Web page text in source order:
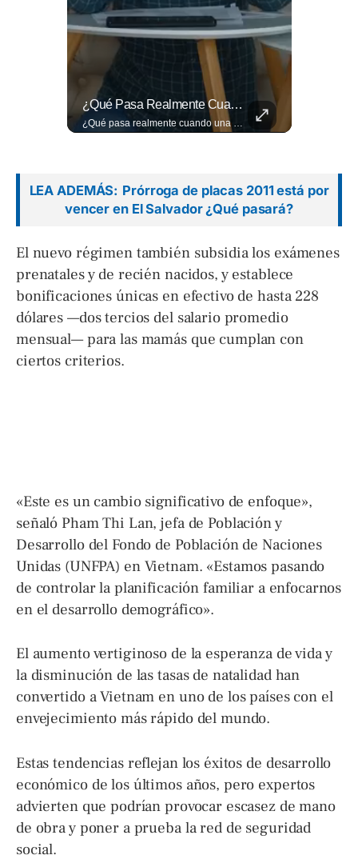
¿Qué Pasa Realmente Cuando Una Persona Tiene Deudas?
LEA ADEMÁS: Prórroga de placas 2011 está por
vencer en El Salvador ¿Qué pasará?
El nuevo régimen también subsidia los exámenes
prenatales y de recién nacidos, y establece
bonificaciones únicas en efectivo de hasta 228
dólares —dos tercios del salario promedio
mensual— para las mamás que cumplan con
ciertos criterios.
«Este es un cambio significativo de enfoque»,
señaló Pham Thi Lan, jefa de Población y
Desarrollo del Fondo de Población de Naciones
Unidas (UNFPA) en Vietnam. «Estamos pasando
de controlar la planificación familiar a enfocarnos
en el desarrollo demográfico».
El aumento vertiginoso de la esperanza de vida y
la disminución de las tasas de natalidad han
convertido a Vietnam en uno de los países con el
envejecimiento más rápido del mundo.
Estas tendencias reflejan los éxitos de desarrollo
económico de los últimos años, pero expertos
advierten que podrían provocar escasez de mano
de obra y poner a prueba la red de seguridad
social.